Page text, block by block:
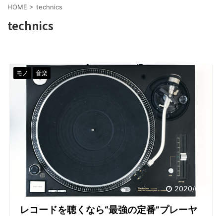
HOME > technics
technics
2020/6/8
モノ 音楽
レコードを聴くなら“最強の定番”プレーヤ